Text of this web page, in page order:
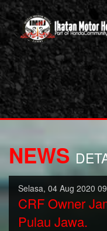
NEWS
Selasa, 04 Aug 2020
CRF Owner
Pulau Jawa.